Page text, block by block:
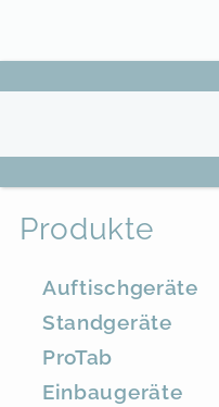
Produkte
Auftischgeräte
Standgeräte
ProTab
Einbaugeräte